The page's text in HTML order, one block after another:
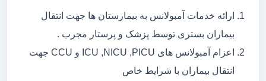
ارائه خدمات آمبولانس به بیمارستان ها جهت انتقال
بیماران بستری توسط پزشک و پرستار مجرب .
اعزام آمبولانس های ICU ,NICU ,PICU و CCU جهت
انتقال بیماران با شرایط خاص